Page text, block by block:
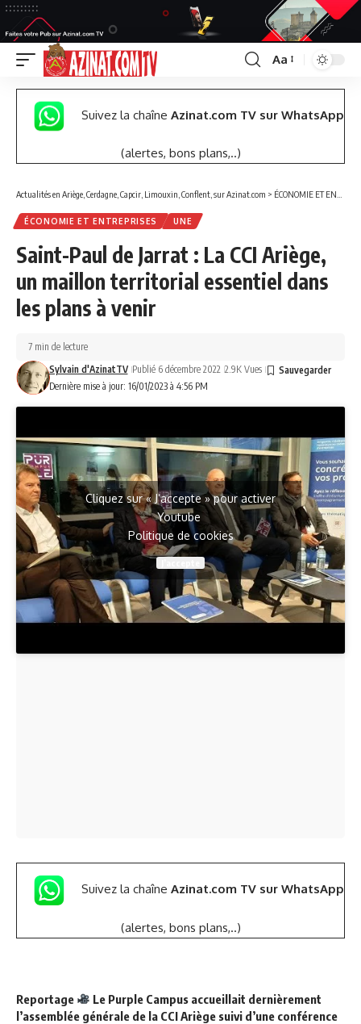
Font
Resizer
Aa
Suivez la chaîne Azinat.com TV sur WhatsApp
(alertes, bons plans,..)
Actualités en Ariège, Cerdagne, Capcir, Limouxin, Conflent, sur Azinat.com > ÉCONOMIE ET ENTREPRISES
ÉCONOMIE ET ENTREPRISES UNE
Saint-Paul de Jarrat : La CCI Ariège,
un maillon territorial essentiel dans
les plans à venir
Dernière mise à jour: 16/01/2023 à 4:56 PM
Sylvain d'AzinatTV Publié 6 décembre 2022 2.9K Vues
7 min de lecture
Cliquez sur « J’accepte » pour activer
Youtube
Politique de cookies
Suivez la chaîne Azinat.com TV sur WhatsApp
(alertes, bons plans,..)
Reportage
Le Purple Campus accueillait dernièrement
l’assemblée générale de la CCI Ariège suivi d’une conférence